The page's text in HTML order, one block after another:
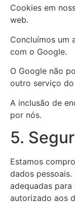
Cookies em
web.
Concluímos um
com o Google.
O Google não
outro serviço
A inclusão de
por nós.
5.
Estamos
dados pessoais.
adequadas
autorizado aos